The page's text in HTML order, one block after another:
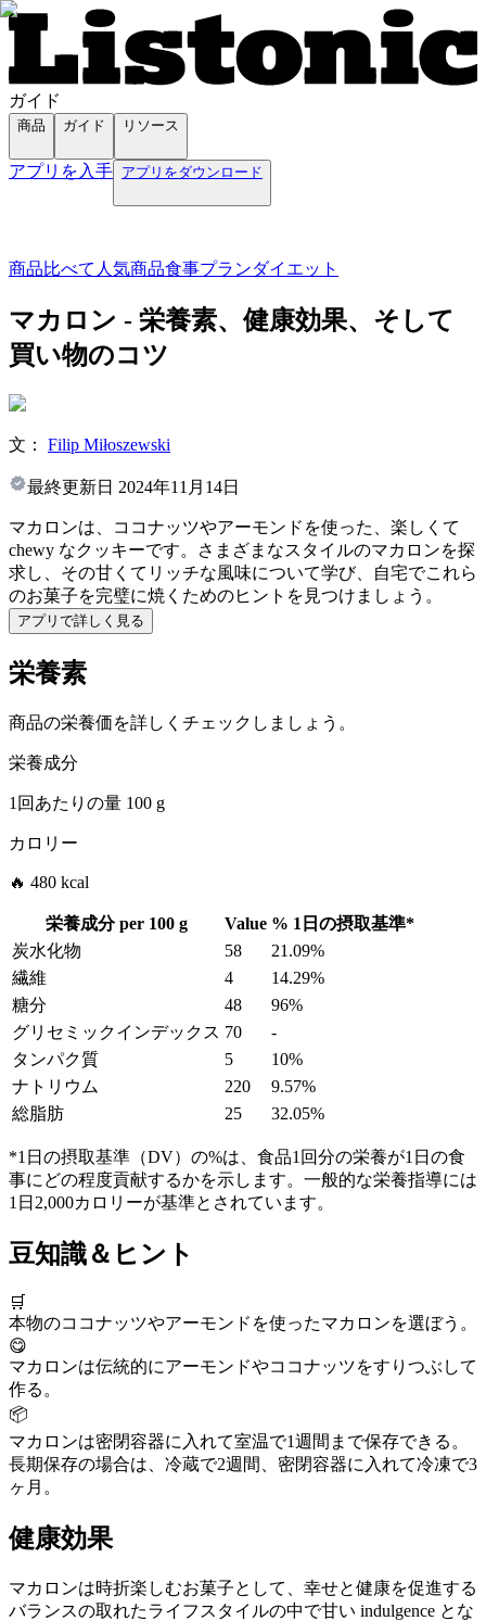
ガイド
商品 ガイド リソース
アプリを入手 アプリをダウンロード
商品比べて 人気商品食事プランダイエット
マカロン - 栄養素、健康効果、そして
買い物のコツ
文： Filip Miłoszewski
最終更新日 2024年11月14日
マカロンは、ココナッツやアーモンドを使った、楽しくて
chewy なクッキーです。さまざまなスタイルのマカロンを探
求し、その甘くてリッチな風味について学び、自宅でこれら
のお菓子を完璧に焼くためのヒントを見つけましょう。
アプリで詳しく見る
栄養素
商品の栄養価を詳しくチェックしましょう。
栄養成分
1回あたりの量 100 g
カロリー
🔥 480 kcal
栄養成分 per 100 g Value % 1日の摂取基準*
炭水化物
58
21.09%
繊維
4
14.29%
糖分
48
96%
グリセミックインデックス 70
-
タンパク質
5
10%
ナトリウム
220
9.57%
総脂肪
25 32.05%
*1日の摂取基準（DV）の%は、食品1回分の栄養が1日の食
事にどの程度貢献するかを示します。一般的な栄養指導には
1日2,000カロリーが基準とされています。
豆知識＆ヒント
🛒
本物のココナッツやアーモンドを使ったマカロンを選ぼう。
😋
マカロンは伝統的にアーモンドやココナッツをすりつぶして
作る。
📦
マカロンは密閉容器に入れて室温で1週間まで保存できる。
長期保存の場合は、冷蔵で2週間、密閉容器に入れて冷凍で3
ヶ月。
健康効果
マカロンは時折楽しむお菓子として、幸せと健康を促進する
バランスの取れたライフスタイルの中で甘い indulgence とな